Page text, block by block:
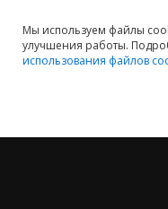
Мы используем файлы
улучшения работы.
использования файлов
Мы хотим принести в